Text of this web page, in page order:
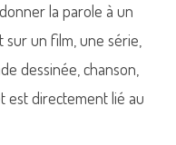
la parole à un
un film, une série,
dessinée, chanson,
directement lié au